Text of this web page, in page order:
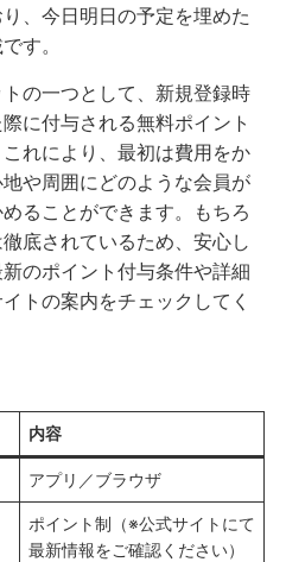
、今日明日の予定を埋めた
す。
の一つとして、新規登録時
に付与される無料ポイント
れにより、最初は費用をか
や周囲にどのような会員が
ることができます。もちろ
底されているため、安心し
のポイント付与条件や詳細
トの案内をチェックしてく
内容
アプリ／ブラウザ
ポイント制（※公式サイトにて
最新情報をご確認ください）